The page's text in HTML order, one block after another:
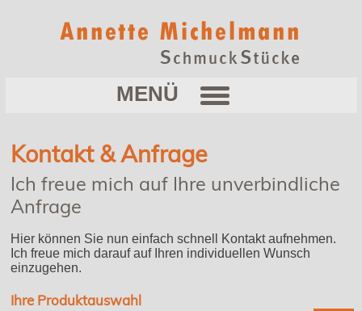
Kontakt & Anfrage
Ich freue mich auf Ihre unverbindliche
Anfrage
Hier können Sie nun einfach schnell Kontakt aufnehmen.
Ich freue mich darauf auf Ihren individuellen Wunsch
einzugehen.
Ihre Produktauswahl